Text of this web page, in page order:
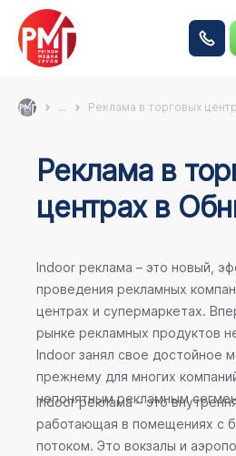
... Реклама в торговых
Реклама в
центрах в
Indoor реклама – это новый,
проведения рекламных
центрах и супермаркетах.
рынке рекламных продуктов
Indoor занял свое достойное
прежнему для многих
непонятным рекламным
Indoor реклама – это
работающая в помещениях с
потоком. Это вокзалы и